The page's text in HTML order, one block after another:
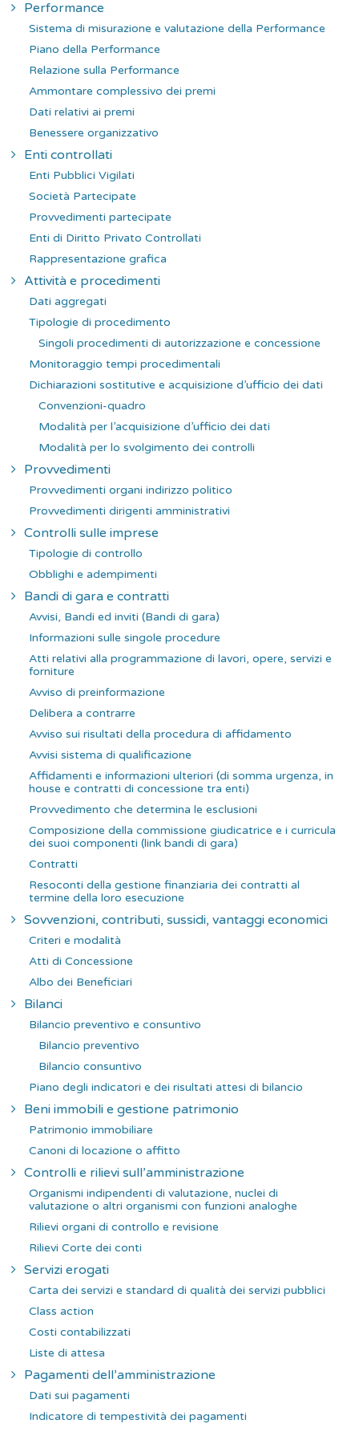
Performance
Sistema di misurazione e valutazione della Performance
Piano della Performance
Relazione sulla Performance
Ammontare complessivo dei premi
Dati relativi ai premi
Benessere organizzativo
Enti controllati
Enti Pubblici Vigilati
Società Partecipate
Provvedimenti partecipate
Enti di Diritto Privato Controllati
Rappresentazione grafica
Attività e procedimenti
Dati aggregati
Tipologie di procedimento
Singoli procedimenti di autorizzazione e concessione
Monitoraggio tempi procedimentali
Dichiarazioni sostitutive e acquisizione d’ufficio dei dati
Convenzioni-quadro
Modalità per l’acquisizione d’ufficio dei dati
Modalità per lo svolgimento dei controlli
Provvedimenti
Provvedimenti organi indirizzo politico
Provvedimenti dirigenti amministrativi
Controlli sulle imprese
Tipologie di controllo
Obblighi e adempimenti
Bandi di gara e contratti
Avvisi, Bandi ed inviti (Bandi di gara)
Informazioni sulle singole procedure
Atti relativi alla programmazione di lavori, opere, servizi e
forniture
Avviso di preinformazione
Delibera a contrarre
Avviso sui risultati della procedura di affidamento
Avvisi sistema di qualificazione
Affidamenti e informazioni ulteriori (di somma urgenza, in
house e contratti di concessione tra enti)
Provvedimento che determina le esclusioni
Composizione della commissione giudicatrice e i curricula
dei suoi componenti (link bandi di gara)
Contratti
Resoconti della gestione finanziaria dei contratti al
termine della loro esecuzione
Sovvenzioni, contributi, sussidi, vantaggi economici
Criteri e modalità
Atti di Concessione
Albo dei Beneficiari
Bilanci
Bilancio preventivo e consuntivo
Bilancio preventivo
Bilancio consuntivo
Piano degli indicatori e dei risultati attesi di bilancio
Beni immobili e gestione patrimonio
Patrimonio immobiliare
Canoni di locazione o affitto
Controlli e rilievi sull’amministrazione
Organismi indipendenti di valutazione, nuclei di
valutazione o altri organismi con funzioni analoghe
Rilievi organi di controllo e revisione
Rilievi Corte dei conti
Servizi erogati
Carta dei servizi e standard di qualità dei servizi pubblici
Class action
Costi contabilizzati
Liste di attesa
Pagamenti dell’amministrazione
Dati sui pagamenti
Indicatore di tempestività dei pagamenti